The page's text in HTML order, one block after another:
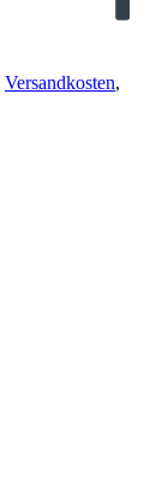
Versandkosten,